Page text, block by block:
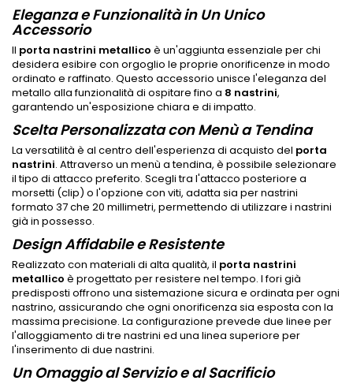
Eleganza e Funzionalità in Un Unico
Accessorio
Il porta nastrini metallico è un'aggiunta essenziale per chi
desidera esibire con orgoglio le proprie onorificenze in modo
ordinato e raffinato. Questo accessorio unisce l'eleganza del
metallo alla funzionalità di ospitare fino a 8 nastrini,
garantendo un'esposizione chiara e di impatto.
Scelta Personalizzata con Menù a Tendina
La versatilità è al centro dell'esperienza di acquisto del porta
nastrini. Attraverso un menù a tendina, è possibile selezionare
il tipo di attacco preferito. Scegli tra l'attacco posteriore a
morsetti (clip) o l'opzione con viti, adatta sia per nastrini
formato 37 che 20 millimetri, permettendo di utilizzare i nastrini
già in possesso.
Design Affidabile e Resistente
Realizzato con materiali di alta qualità, il porta nastrini
metallico è progettato per resistere nel tempo. I fori già
predisposti offrono una sistemazione sicura e ordinata per ogni
nastrino, assicurando che ogni onorificenza sia esposta con la
massima precisione. La configurazione prevede due linee per
l'alloggiamento di tre nastrini ed una linea superiore per
l'inserimento di due nastrini.
Un Omaggio al Servizio e al Sacrificio